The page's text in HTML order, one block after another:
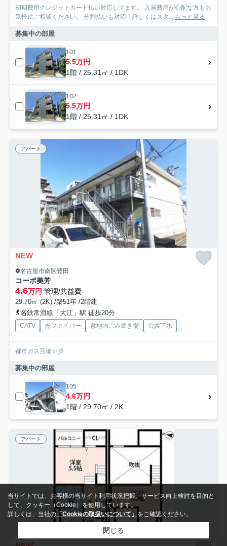
初期費用クレジットカード払い対応してます。 入居費用が心配な方もお
気軽にご相談ください。 分割払いも対応！詳しくはスタ...
もっと見る
募集中の部屋
101
5.5万円
1階 / 25.31㎡ / 1DK
102
5.5万円
1階 / 25.31㎡ / 1DK
アパート
NEW
名古屋市南区豊田
コーポ美芳
4.6万円 管理/共益費-
29.70㎡ (2K) /築51年 /2階建
名鉄常滑線「大江」駅 徒歩20分
CATV 光ファイバー 敷地内ごみ置き場 公共下水
都市ガス完備☆彡
募集中の部屋
105
4.6万円
1階 / 29.70㎡ / 2K
アパート
当サイトでは、お客様の当サイト利用状況把握、サービス向上検討を目的と
して、クッキー（Cookie）を使用しています。
詳しくは、当社の 「Cookieの取扱いについて」 をご確認ください。
閉じる